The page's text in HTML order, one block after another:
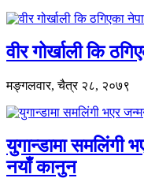
वीर गोर्खाली कि
मङ्गलवार, चैत्र २८, २०७९
युगान्डामा समलिंगी
नयाँ कानुन